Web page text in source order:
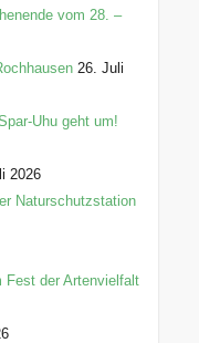
vom 28. –
26. Juli
Uhu geht um!
2026
Naturschutzstation
Fest der Artenvielfalt